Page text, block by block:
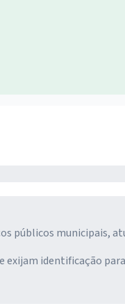
públicos municipais,
exijam identificação